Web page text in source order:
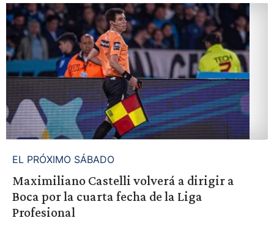
EL PRÓXIMO SÁBADO
Maximiliano Castelli volverá a dirigir a
Boca por la cuarta fecha de la Liga
Profesional